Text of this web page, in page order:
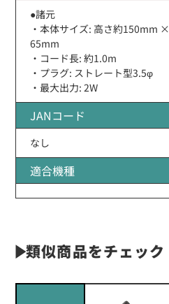
●諸元
・本体サイズ: 高さ約150mm
65mm
・コード長: 約1.0m
・プラグ: ストレート型3.5φ
・最大出力: 2W
JANコード
なし
適合機種
類似商品をチェック